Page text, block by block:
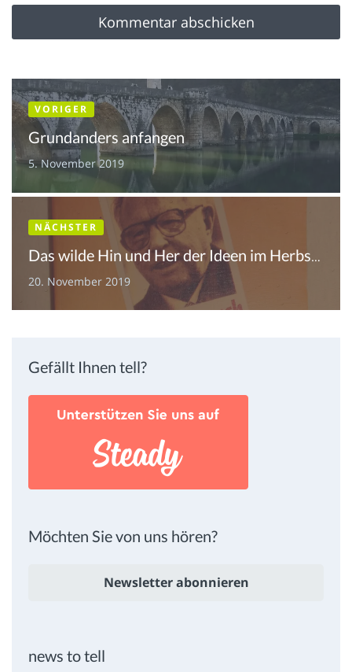
VORIGER
Grundanders anfangen
5. November 2019
NÄCHSTER
Das wilde Hin und Her der Ideen im Herbst 89
20. November 2019
Gefällt Ihnen tell?
Möchten Sie von uns hören?
Newsletter abonnieren
news to tell